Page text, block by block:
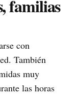
familias
con
También
muy
las horas